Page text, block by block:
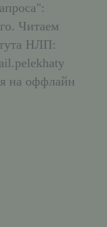
Читаем
НЛП:
на оффлайн